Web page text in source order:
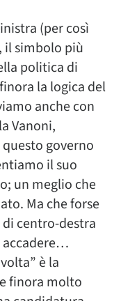
(per così
il simbolo più
politica di
la logica del
anche con
Vanoni,
governo
il suo
un meglio che
Ma che forse
centro-destra
accadere…
è la
finora molto